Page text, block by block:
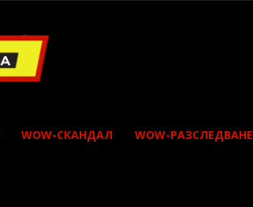
WOW-СКАНДАЛ WOW-РАЗСЛЕДВАНЕ